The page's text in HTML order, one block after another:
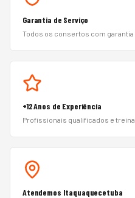
Garantia de Serviço
Todos os consertos com garantia
+12 Anos de Experiência
Profissionais qualificados e
Atendemos Itaquaquecetuba